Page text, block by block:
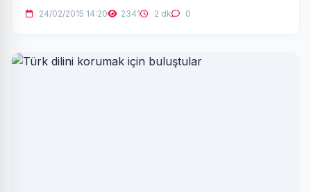
24/02/2015 14:20 2341 2 dk 0